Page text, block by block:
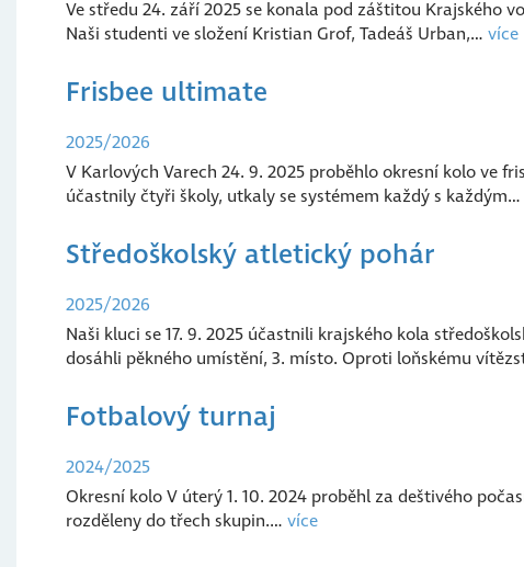
Ve středu 24. září 2025 se konala pod záštitou Krajského
Naši studenti ve složení Kristian Grof, Tadeáš Urban,… více
Frisbee ultimate
2025/2026
V Karlových Varech 24. 9. 2025 proběhlo okresní kolo ve
účastnily čtyři školy, utkaly se systémem každý s každým…
Středoškolský atletický pohár
2025/2026
Naši kluci se 17. 9. 2025 účastnili krajského kola
dosáhli pěkného umístění, 3. místo. Oproti loňskému
Fotbalový turnaj
2024/2025
Okresní kolo V úterý 1. 10. 2024 proběhl za deštivého
rozděleny do třech skupin.… více